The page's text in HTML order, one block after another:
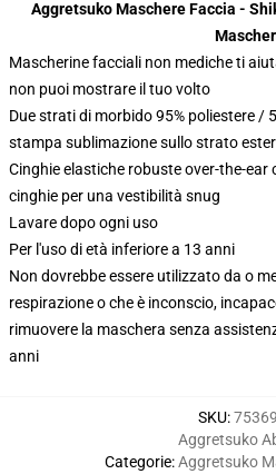
Aggretsuko Maschere Faccia -
Mascherine facciali non mediche ti
non puoi mostrare il tuo volto
Due strati di morbido 95% poliestere /
stampa sublimazione sullo strato
Cinghie elastiche robuste over-the-ear
cinghie per una vestibilità snug
Lavare dopo ogni uso
Per l'uso di età inferiore a 13 anni
Non dovrebbe essere utilizzato da o
respirazione o che è inconscio,
rimuovere la maschera senza
anni
SKU:
Categorie:
Aggretsuko
Aggretsuko